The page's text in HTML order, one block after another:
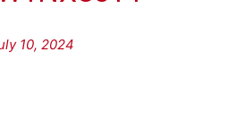
10, 2024